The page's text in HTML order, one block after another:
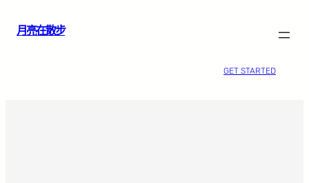
月亮在散步
GET STARTED